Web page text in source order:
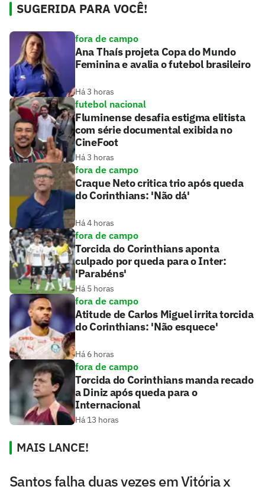
SUGERIDA PARA VOCÊ!
fora de campo
Ana Thaís projeta Copa do Mundo
Feminina e avalia o futebol brasileiro
Há 3 horas
futebol nacional
Fluminense desafia estigma elitista
com série documental exibida no
CineFoot
Há 3 horas
fora de campo
Craque Neto critica trio após queda
do Corinthians: 'Não dá'
Há 4 horas
fora de campo
Torcida do Corinthians aponta
culpado por queda para o Inter:
'Parabéns'
Há 5 horas
fora de campo
Atitude de Carlos Miguel irrita torcida
do Corinthians: 'Não esquece'
Há 6 horas
fora de campo
Torcida do Corinthians manda recado
a Diniz após queda para o
Internacional
Há 13 horas
MAIS LANCE!
Santos falha duas vezes em Vitória x